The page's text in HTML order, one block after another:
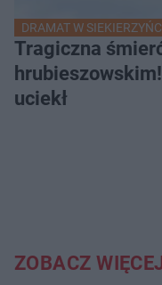
DRAMAT W
Tragiczna
uciekł
ZOBACZ